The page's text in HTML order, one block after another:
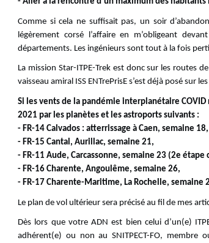
Comme si cela ne suffisait pas, un soir
légèrement corsé l’affaire en m’obligeant
départements. Les ingénieurs sont tout à la fois
La mission Star-ITPE-Trek est donc sur les routes
vaisseau amiral ISS ENTrePrisE s’est déjà posé sur
Si les vents de la pandémie interplanétaire
2021 par les planètes et les astroports suivants :
- FR-14 Calvados : atterrissage à Caen, semaine 18,
- FR-15 Cantal, Aurillac, semaine 21,
- FR-11 Aude, Carcassonne, semaine 23 (2e
- FR-16 Charente, Angoulême, semaine 26,
- FR-17 Charente-Maritime, La Rochelle, semaine
Le plan de vol ultérieur sera précisé au fil de mes
Dès lors que votre ADN est bien celui d’un(e)
adhérent(e) ou non au SNITPECT-FO, membre